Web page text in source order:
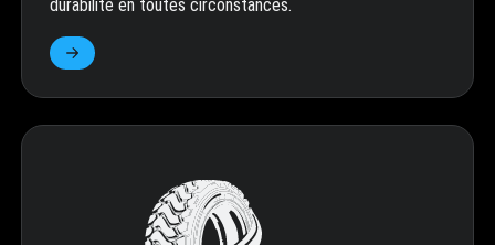
durabilité en toutes circonstances.